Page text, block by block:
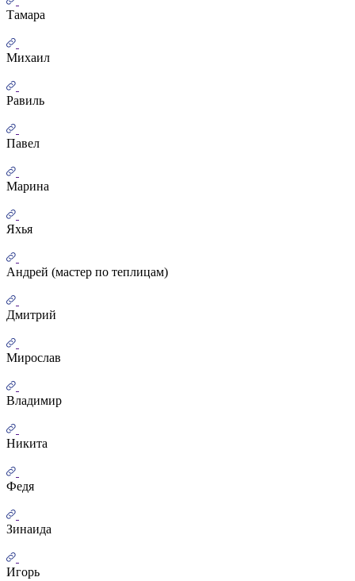
Тамара
Михаил
Равиль
Павел
Марина
Яхья
Андрей (мастер по теплицам)
Дмитрий
Мирослав
Владимир
Никита
Федя
Зинаида
Игорь